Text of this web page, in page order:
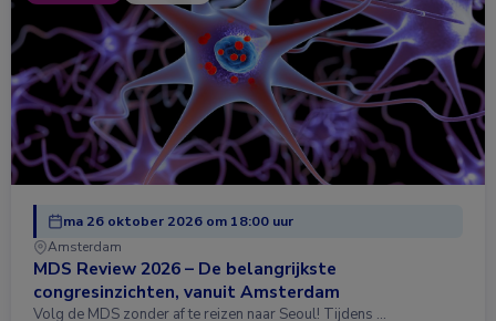
ma 26 oktober 2026 om 18:00 uur
Amsterdam
MDS Review 2026 – De belangrijkste
congresinzichten, vanuit Amsterdam
Volg de MDS zonder af te reizen naar Seoul! Tijdens …